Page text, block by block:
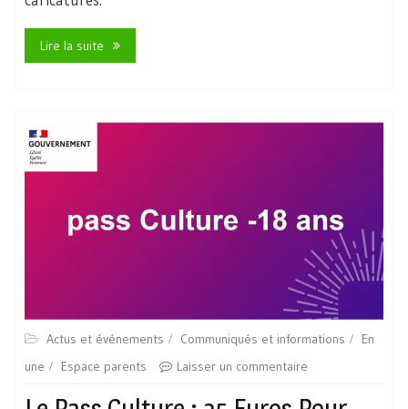
Lire la suite
Actus et événements Communiqués et informations
En
une
Espace parents Laisser un commentaire